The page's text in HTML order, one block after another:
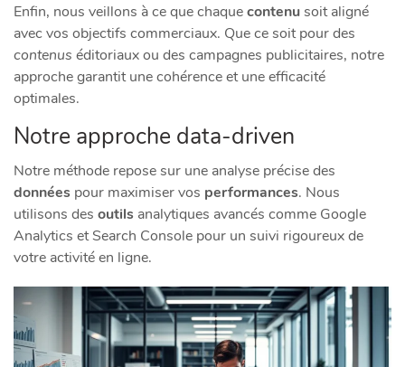
Enfin, nous veillons à ce que chaquecontenusoit aligné
avec vos objectifs commerciaux. Que ce soit pour des
contenus éditoriaux ou des campagnes publicitaires, notre
approche garantit une cohérence et une efficacité
optimales.
Notre approche data-driven
Notre méthode repose sur une analyse précise des
données pour maximiser vos performances. Nous
utilisons des outils analytiques avancés comme Google
Analytics et Search Console pour un suivi rigoureux de
votre activité en ligne.